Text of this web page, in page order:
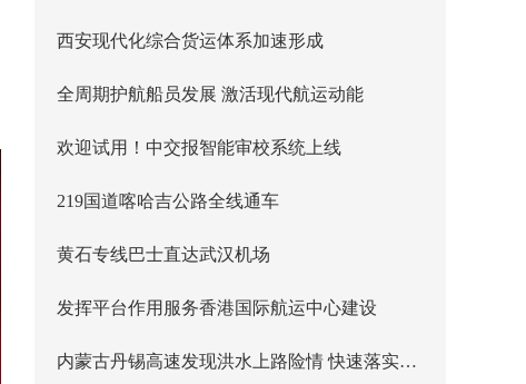
西安现代化综合货运体系加速形成
全周期护航船员发展 激活现代航运动能
欢迎试用！中交报智能审校系统上线
219国道喀哈吉公路全线通车
黄石专线巴士直达武汉机场
发挥平台作用服务香港国际航运中心建设
内蒙古丹锡高速发现洪水上路险情 快速落实主线封闭管控